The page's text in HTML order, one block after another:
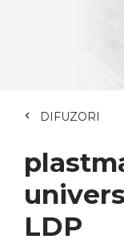
DIFUZORI
LDP